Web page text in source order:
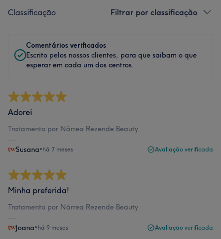
Classificação Filtrar por classificação
Comentários verificados
Escrito pelos nossos clientes, para que saibam o que
esperar em cada um dos centros.
Adorei
Tratamento por Nárrea Rezende Beauty
Susana•há 7 meses Avaliação verificada
Minha preferida!
Tratamento por Nárrea Rezende Beauty
Joana•há 9 meses Avaliação verificada